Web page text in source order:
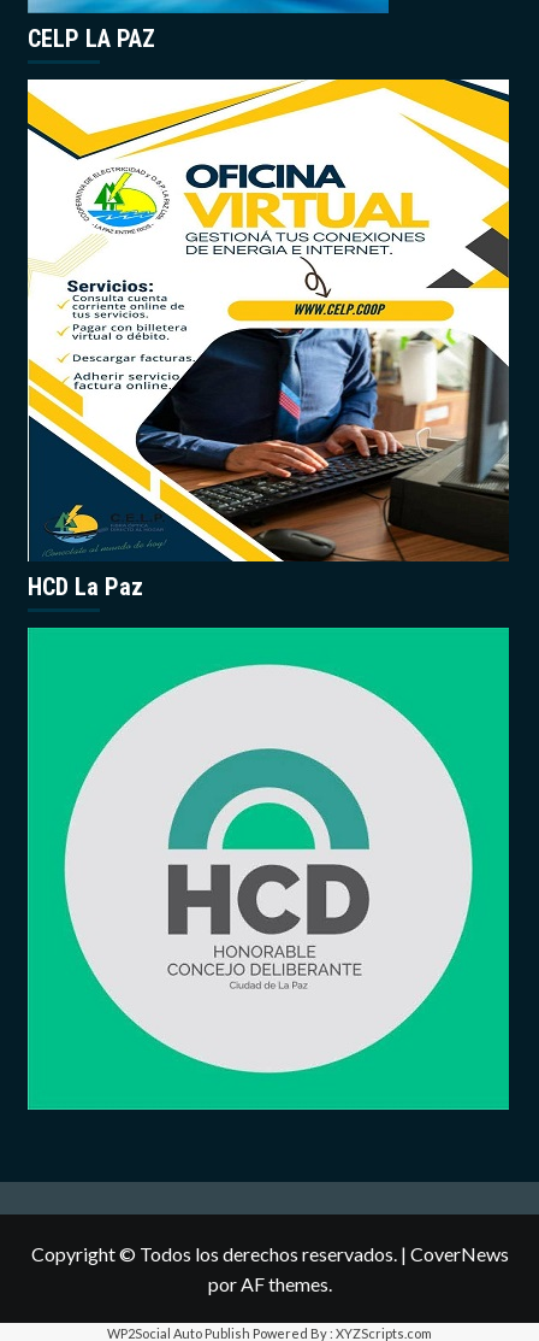
CELP LA PAZ
HCD La Paz
Copyright © Todos los derechos reservados. | CoverNews
por AF themes.
WP2Social Auto Publish Powered By : XYZScripts.com